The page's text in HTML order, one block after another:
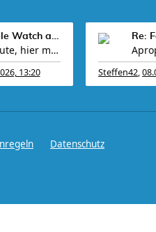
Re: Apple Watch als Sportuhr Sammelthread
Moin Leute, hier mal wieder ein kurzes Feedback vo
13:20 Steffen42,
Datenschutz